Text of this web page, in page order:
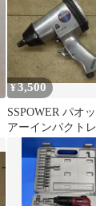
¥3,500
SSPOWER パオ
アーインパクトレ
12.7sq 本体